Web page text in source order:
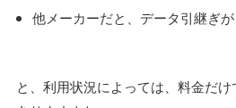
他メーカーだと、データ引継ぎ
と、利用状況によっては、料金だ